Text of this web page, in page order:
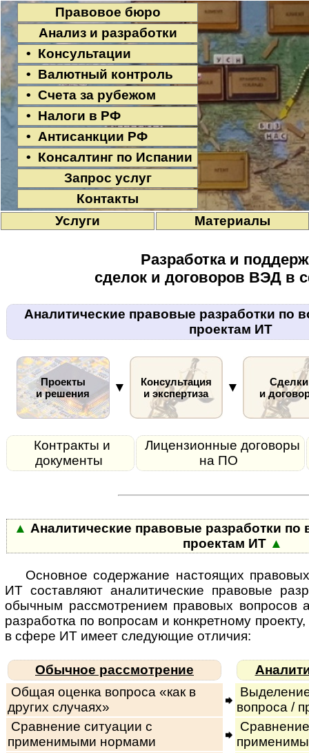
Правовое бюро
Анализ и разработки
• Консультации
• Валютный контроль
• Счета за рубежом
• Налоги в РФ
• Антисанкции РФ
• Консалтинг по Испании
Запрос услуг
Контакты
Услуги
Материалы
Разработка и
сделок и договоров ВЭД в
Аналитические правовые разработки по
проектам ИТ
Проекты
и решения
▼
Консультация
и экспертиза
▼
Сделки
и
Контракты и
документы
Лицензионные договоры
на ПО
▲ Аналитические правовые разработки по
проектам ИТ ▲
Основное содержание настоящих
ИТ со­став­ля­ют ана­ли­ти­чес­кие пра­во­вые
обычным рас­смот­ре­ни­ем правовых вопросов
раз­ра­бот­ка по вопросам и кон­к­рет­ному
в сфере ИТ имеет следующие отличия:
Обычное рассмотрение
Общая оценка вопроса «как в
других случаях»
вопроса /
Сравнение ситуации с
применимыми нормами